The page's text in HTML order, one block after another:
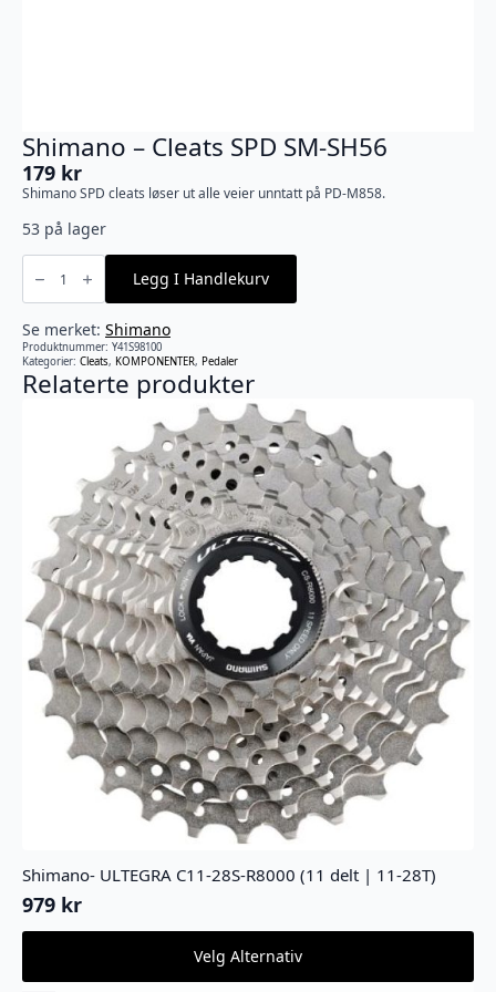
Shimano – Cleats SPD SM-SH56
179 kr
Shimano SPD cleats løser ut alle veier unntatt på PD-M858.
53 på lager
Shimano
Cleats
SPD
SH56
antall
Legg I Handlekurv
Se merket: Shimano
Produktnummer: Y41S98100
Kategorier: Cleats, KOMPONENTER, Pedaler
Relaterte produkter
Shimano- ULTEGRA C11-28S-R8000 (11 delt | 11-28T)
979 kr
Velg Alternativ
Dette
har